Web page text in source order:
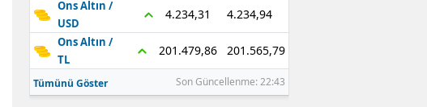
Ons Altın /
USD
4.234,31 4.234,94
Ons Altın /
TL
201.479,86 201.565,79
Tümünü Göster Son Güncellenme: 22:43